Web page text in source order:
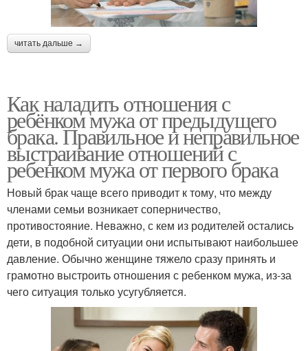
читать дальше →
Как наладить отношения с
ребёнком мужа от предыдущего
брака. Правильное и неправильное
выстраивание отношений с
ребенком мужа от первого брака
Новый брак чаще всего приводит к тому, что между
членами семьи возникает соперничество,
противостояние. Неважно, с кем из родителей остались
дети, в подобной ситуации они испытывают наибольшее
давление. Обычно женщине тяжело сразу принять и
грамотно выстроить отношения с ребенком мужа, из-за
чего ситуация только усугубляется.